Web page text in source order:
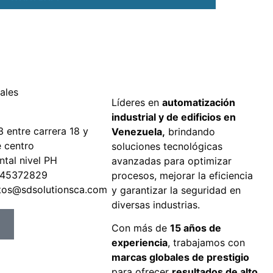
entre carrera 18 y
centro
nivel PH
Líderes enautomatización
industrial y de edificios en
Venezuela, brindando
soluciones tecnológicas
avanzadas para optimizar
procesos, mejorar la eficiencia
y garantizar la seguridad en
diversas industrias.
Con más de15 años de
experiencia, trabajamos con
marcas globales de prestigio